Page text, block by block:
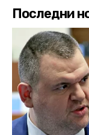
Последни